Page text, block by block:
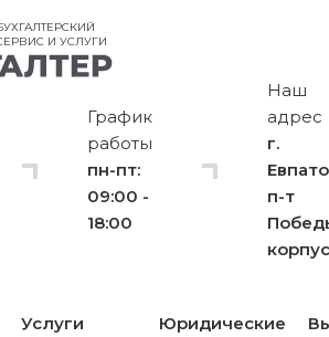
И УСЛУГИ
График
работы
пн-пт:
09:00 -
18:00
Наш
адрес
г.
п-т
Услуги Юридические